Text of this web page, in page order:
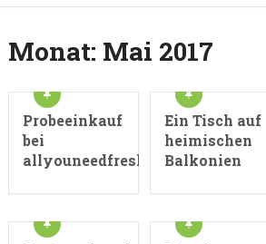
Monat: Mai 2017
Probeeinkauf
bei
allyouneedfresh.de
Ein Tisch auf
heimischen
Balkonien